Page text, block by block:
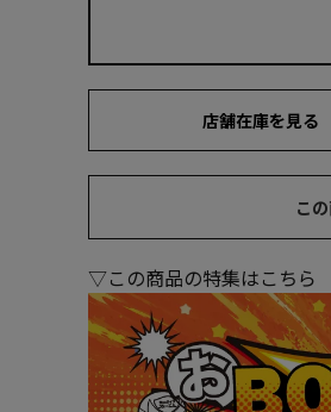
店舗在庫を見る
こ
▽この商品の特集はこちら